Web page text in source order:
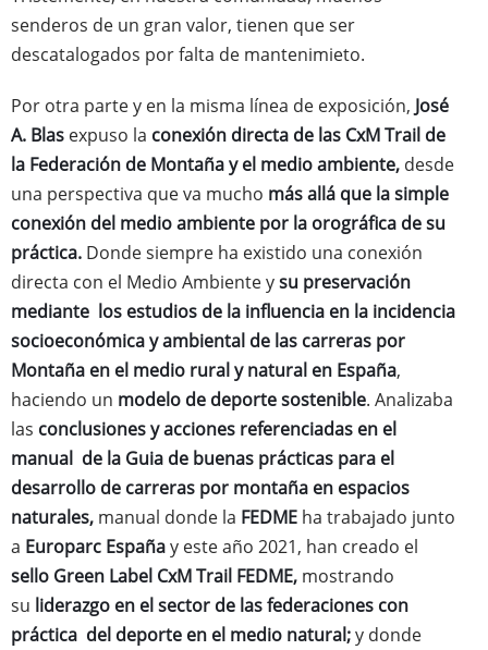
senderos de un gran valor, tienen que ser
descatalogados por falta de mantenimieto.
Por otra parte y en la misma línea de exposición, José
A. Blas expuso la conexión directa de las CxM Trail de
la Federación de Montaña y el medio ambiente, desde
una perspectiva que va mucho más allá que la simple
conexión del medio ambiente por la orográfica de su
práctica. Donde siempre ha existido una conexión
directa con el Medio Ambiente ysu preservación
mediante los estudios de la influencia en la incidencia
socioeconómica y ambiental de las carreras por
Montaña en el medio rural y natural en España,
haciendo un modelo de deporte sostenible. Analizaba
las conclusiones y acciones referenciadas en el
manual de la Guia de buenas prácticas para el
desarrollo de carreras por montaña en espacios
naturales, manual donde la FEDME ha trabajado junto
a Europarc Españay este año 2021, han creado el
sello Green Label CxM Trail FEDME, mostrando
su liderazgo en el sector de las federaciones con
práctica del deporte en el medio natural;y donde